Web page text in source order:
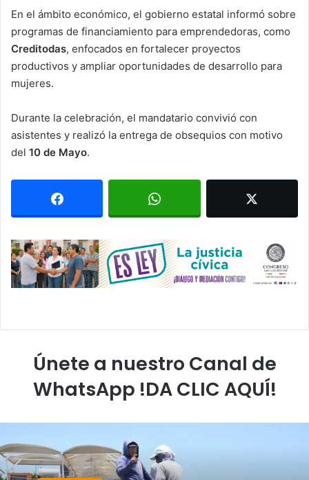
En el ámbito económico, el gobierno estatal informó sobre
programas de financiamiento para emprendedoras, como
Creditodas, enfocados en fortalecer proyectos
productivos y ampliar oportunidades de desarrollo para
mujeres.
Durante la celebración, el mandatario convivió con
asistentes y realizó la entrega de obsequios con motivo
del 10 de Mayo.
Únete a nuestro Canal de
WhatsApp !DA CLIC AQUÍ!